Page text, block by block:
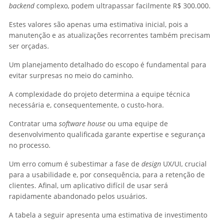
backendcomplexo, podem ultrapassar facilmente R$ 300.000.
Estes valores são apenas uma estimativa inicial, pois a
manutenção e as atualizações recorrentes também precisam
ser orçadas.
Um planejamento detalhado do escopo é fundamental para
evitar surpresas no meio do caminho.
A complexidade do projeto determina a equipe técnica
necessária e, consequentemente, o custo-hora.
Contratar uma software house ou uma equipe de
desenvolvimento qualificada garante expertise e segurança
no processo.
Um erro comum é subestimar a fase de design UX/UI, crucial
para a usabilidade e, por consequência, para a retenção de
clientes. Afinal, um aplicativo difícil de usar será
rapidamente abandonado pelos usuários.
A tabela a seguir apresenta uma estimativa de investimento